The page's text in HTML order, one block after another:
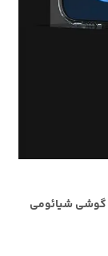
گوشی شیائومی